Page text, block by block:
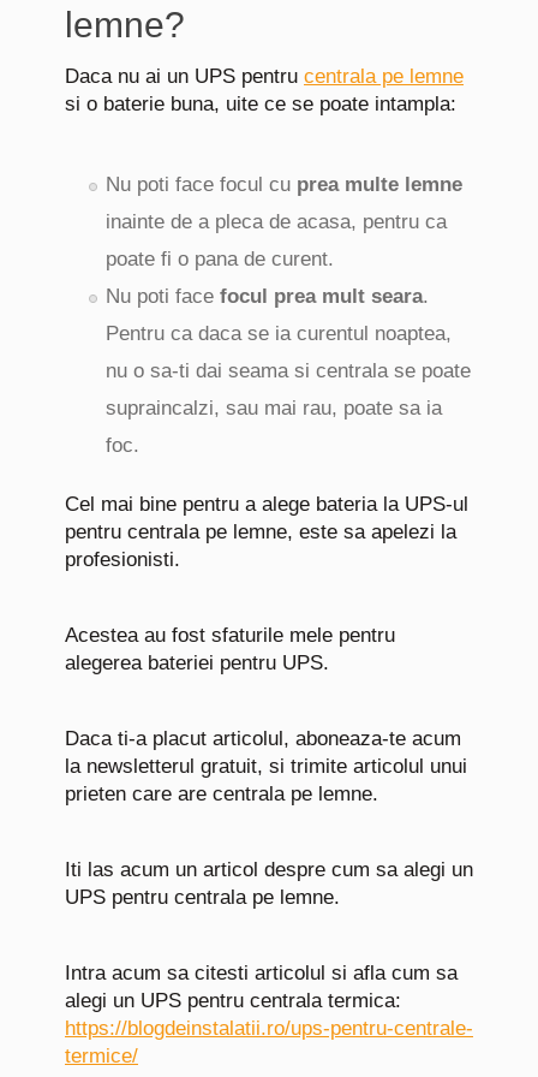
lemne?
Daca nu ai un UPS pentru centrala pe lemne
si o baterie buna, uite ce se poate intampla:
Nu poti face focul cu prea multe lemne
inainte de a pleca de acasa, pentru ca
poate fi o pana de curent.
Nu poti face focul prea mult seara.
Pentru ca daca se ia curentul noaptea,
nu o sa-ti dai seama si centrala se poate
supraincalzi, sau mai rau, poate sa ia
foc.
Cel mai bine pentru a alege bateria la UPS-ul
pentru centrala pe lemne, este sa apelezi la
profesionisti.
Acestea au fost sfaturile mele pentru
alegerea bateriei pentru UPS.
Daca ti-a placut articolul, aboneaza-te acum
la newsletterul gratuit, si trimite articolul unui
prieten care are centrala pe lemne.
Iti las acum un articol despre cum sa alegi un
UPS pentru centrala pe lemne.
Intra acum sa citesti articolul si afla cum sa
alegi un UPS pentru centrala termica:
https://blogdeinstalatii.ro/ups-pentru-centrale-
termice/